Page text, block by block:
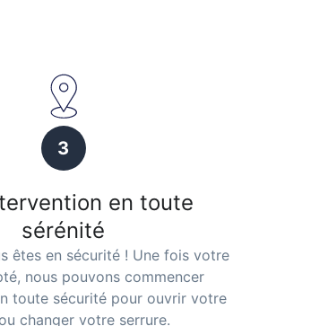
3
en toute
sérénité
êtes en sécurité ! Une fois votre
nous pouvons commencer
toute sécurité pour ouvrir votre
changer votre serrure.